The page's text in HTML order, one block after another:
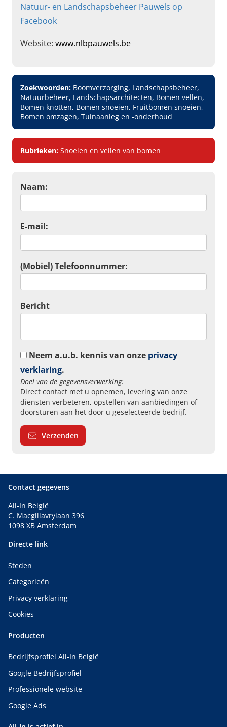
Natuur- en Landschapsbeheer Pauwels op
Facebook
Website: www.nlbpauwels.be
Zoekwoorden: Boomverzorging, Landschapsbeheer,
Natuurbeheer, Landschapsarchitecten, Bomen vellen,
Bomen knotten, Bomen snoeien, Fruitbomen snoeien,
Bomen omzagen, Tuinaanleg en -onderhoud
Rubrieken: Snoeien en vellen van bomen
Naam:
E-mail:
(Mobiel) Telefoonnummer:
Bericht
Neem a.u.b. kennis van onze privacy
verklaring.
Doel van de gegevensverwerking:
Direct contact met u opnemen, levering van onze
diensten verbeteren, opstellen van aanbiedingen of
doorsturen aan het door u geselecteerde bedrijf.
Verzenden
Contact gegevens
All-In België
C. Macgillavrylaan 396
1098 XB Amsterdam
Directe link
Steden
Categorieën
Privacy verklaring
Cookies
Producten
Bedrijfsprofiel All-In België
Google Bedrijfsprofiel
Professionele website
Google Ads